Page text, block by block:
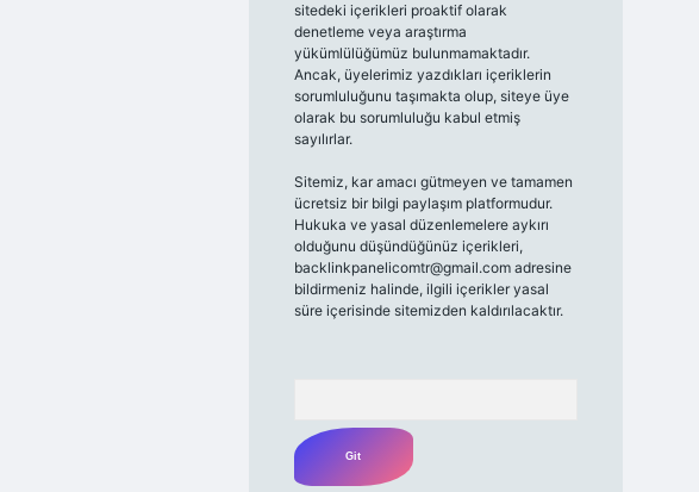
sitedeki içerikleri proaktif olarak
denetleme veya araştırma
yükümlülüğümüz bulunmamaktadır.
Ancak, üyelerimiz yazdıkları içeriklerin
sorumluluğunu taşımakta olup, siteye üye
olarak bu sorumluluğu kabul etmiş
sayılırlar.
Sitemiz, kar amacı gütmeyen ve tamamen
ücretsiz bir bilgi paylaşım platformudur.
Hukuka ve yasal düzenlemelere aykırı
olduğunu düşündüğünüz içerikleri,
backlinkpanelicomtr@gmail.comadresine
bildirmeniz halinde, ilgili içerikler yasal
süre içerisinde sitemizden kaldırılacaktır.